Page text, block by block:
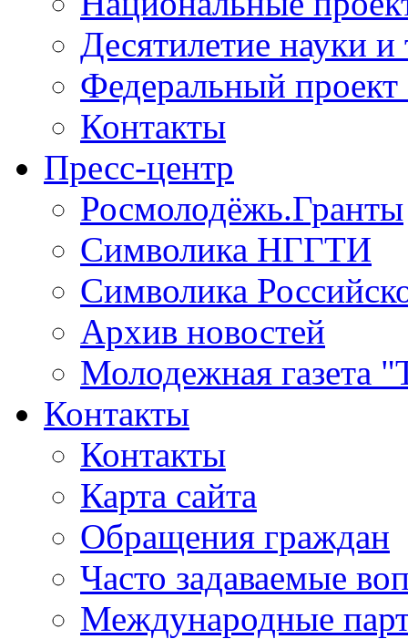
Десятилетие науки и
Федеральный
Контакты
Пресс-центр
Росмолодёжь.Гранты
Символика НГГТИ
Символика
Архив новостей
Молодежная газета
Контакты
Контакты
Карта сайта
Обращения граждан
Часто задаваемые
Международные